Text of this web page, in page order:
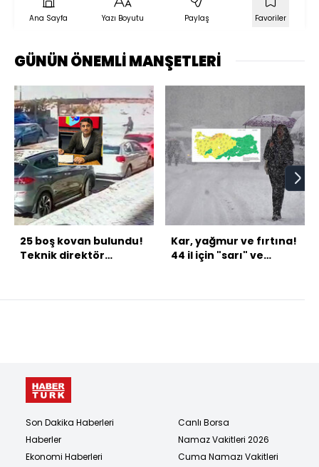
Ana Sayfa Yazı Boyutu Paylaş Favoriler
GÜNÜN ÖNEMLİ MANŞETLERİ
25 boş kovan bulundu!
Teknik direktör
Kar, yağmur ve fırtına!
44 il için "sarı" ve
Son Dakika Haberleri
Haberler
Ekonomi Haberleri
Canlı Borsa
Namaz Vakitleri 2026
Cuma Namazı Vakitleri